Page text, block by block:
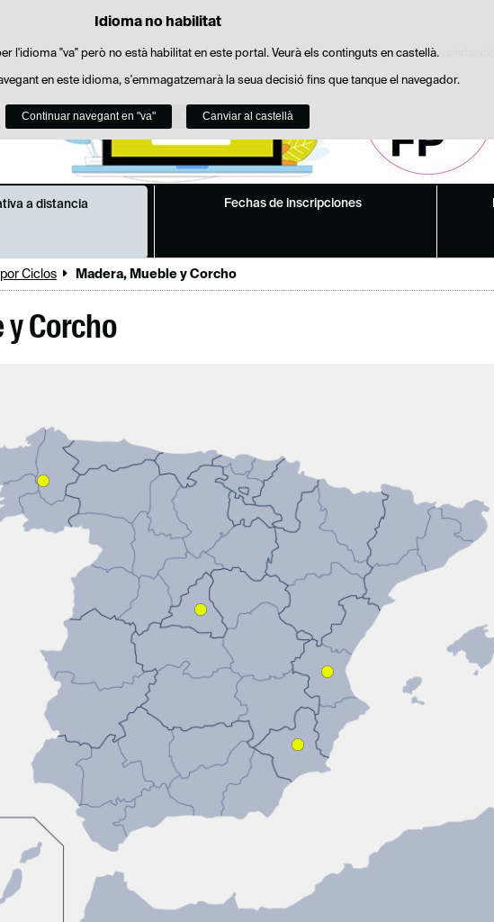
Política de cookies
per a facilitar la navegació i cookies de tercers per a obtindre estadístiques d'ús i satisfacció.
més informació en l'apartat "Cookies" del nostreavís legal .
Acceptar Rebutjar
Idioma no habilitat
l'idioma "va" però no està habilitat en este portal. Veurà els continguts en castellà.
en este idioma, s'emmagatzemarà la seua decisió fins que tanque el navegador.
Continuar navegant en "va" Canviar al castellà
Passar al contingut
a distancia Fechas de inscripciones
Ciclos Madera, Mueble y Corcho
y Corcho